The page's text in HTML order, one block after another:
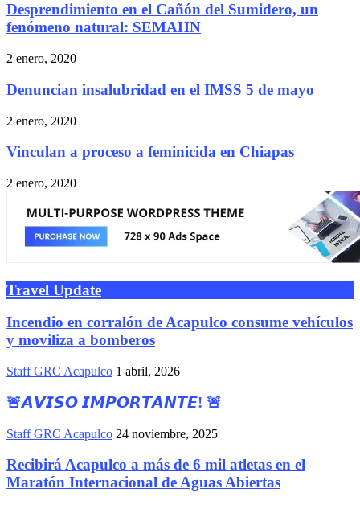
Desprendimiento en el Cañón del Sumidero, un
fenómeno natural: SEMAHN
2 enero, 2020
Denuncian insalubridad en el IMSS 5 de mayo
2 enero, 2020
Vinculan a proceso a feminicida en Chiapas
2 enero, 2020
Travel Update
Incendio en corralón de Acapulco consume vehículos
y moviliza a bomberos
Staff GRC Acapulco 1 abril, 2026
🚨𝘼𝙑𝙄𝙎𝙊 𝙄𝙈𝙋𝙊𝙍𝙏𝘼𝙉𝙏𝙀! 🚨
Staff GRC Acapulco 24 noviembre, 2025
Recibirá Acapulco a más de 6 mil atletas en el
Maratón Internacional de Aguas Abiertas